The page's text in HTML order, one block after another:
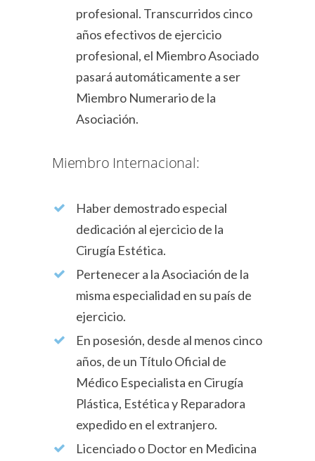
profesional. Transcurridos cinco
años efectivos de ejercicio
profesional, el Miembro Asociado
pasará automáticamente a ser
Miembro Numerario de la
Asociación.
Miembro Internacional:
Haber demostrado especial
dedicación al ejercicio de la
Cirugía Estética.
Pertenecer a la Asociación de la
misma especialidad en su país de
ejercicio.
En posesión, desde al menos cinco
años, de un Título Oficial de
Médico Especialista en Cirugía
Plástica, Estética y Reparadora
expedido en el extranjero.
Licenciado o Doctor en Medicina